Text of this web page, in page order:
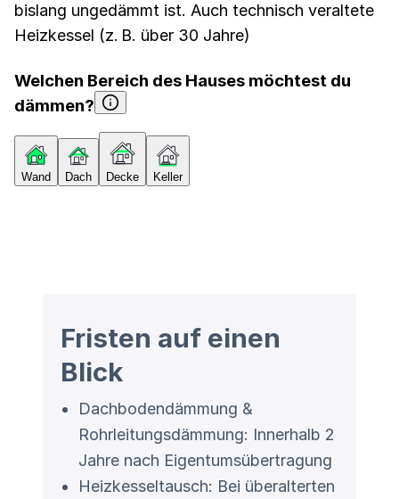
bislang ungedämmt ist. Auch technisch veraltete
Heizkessel (z. B. über 30 Jahre)
Welchen Bereich des Hauses möchtest du
dämmen?
Wand Dach Decke Keller
Fristen auf einen
Blick
Dachbodendämmung &
Rohrleitungsdämmung: Innerhalb 2
Jahre nach Eigentumsübertragung
Heizkesseltausch: Bei überalterten